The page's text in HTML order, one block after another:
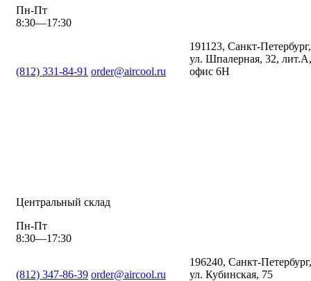
Пн-Пт
8:30—17:30
(812) 331-84-91 order@aircool.ru
191123, Санкт-Петербург,
ул. Шпалерная, 32, лит.А,
офис 6Н
Центральный склад
Пн-Пт
8:30—17:30
(812) 347-86-39 order@aircool.ru
196240, Санкт-Петербург,
ул. Кубинская, 75